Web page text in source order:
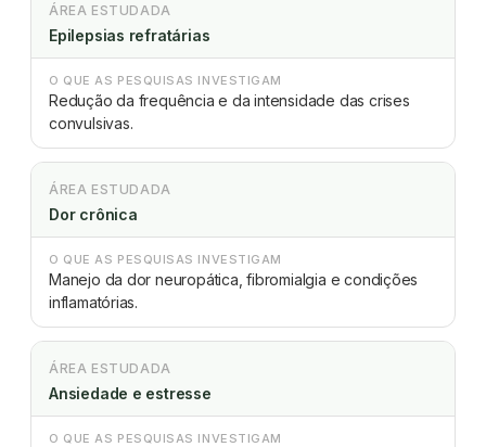
ÁREA ESTUDADA
Epilepsias refratárias
O QUE AS PESQUISAS INVESTIGAM
Redução da frequência e da intensidade das crises
convulsivas.
ÁREA ESTUDADA
Dor crônica
O QUE AS PESQUISAS INVESTIGAM
Manejo da dor neuropática, fibromialgia e condições
inflamatórias.
ÁREA ESTUDADA
Ansiedade e estresse
O QUE AS PESQUISAS INVESTIGAM